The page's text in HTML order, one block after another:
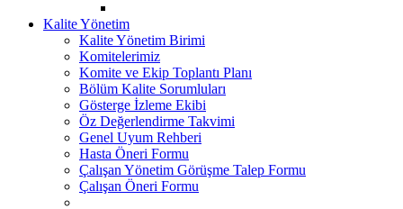
Kalite Yönetim
Kalite Yönetim Birimi
Komitelerimiz
Komite ve Ekip Toplantı Planı
Bölüm Kalite Sorumluları
Gösterge İzleme Ekibi
Öz Değerlendirme Takvimi
Genel Uyum Rehberi
Hasta Öneri Formu
Çalışan Yönetim Görüşme Talep Formu
Çalışan Öneri Formu